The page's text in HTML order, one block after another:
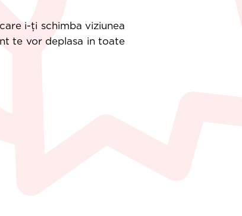
i-ți schimba viziunea
te vor deplasa in toate